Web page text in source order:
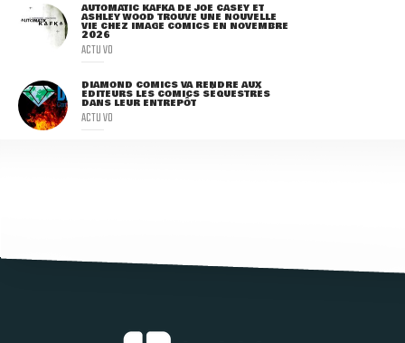
AUTOMATIC KAFKA DE JOE CASEY ET
ASHLEY WOOD TROUVE UNE NOUVELLE
VIE CHEZ IMAGE COMICS EN NOVEMBRE
2026
ACTU VO
DIAMOND COMICS VA RENDRE AUX
ÉDITEURS LES COMICS SÉQUESTRÉS
DANS LEUR ENTREPÔT
ACTU VO